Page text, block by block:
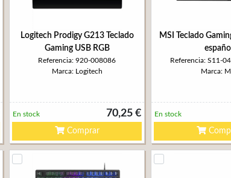
Logitech Prodigy G213 Teclado
Gaming USB RGB
Referencia: 920-008086
Marca: Logitech
70,25 €
En stock
Comprar
MSI Teclado
español
Referencia: S11-
Marca:
En stock